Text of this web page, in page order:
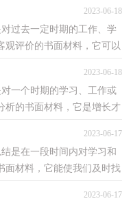
2023-06-18
一定时期的工作、学
观评价的书面材料，它可以
2023-06-18
个时期的学习、工作或
析的书面材料，它是增长才
2023-06-17
一段时间内对学习和
面材料，它能使我们及时找
2023-06-17